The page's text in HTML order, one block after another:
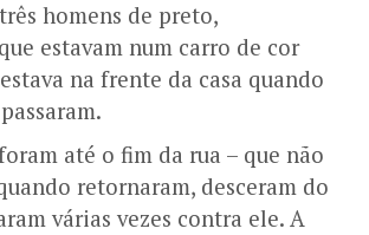
homens de preto,
estavam num carro de cor
na frente da casa quando
até o fim da rua – que não
retornaram, desceram do
várias vezes contra ele. A